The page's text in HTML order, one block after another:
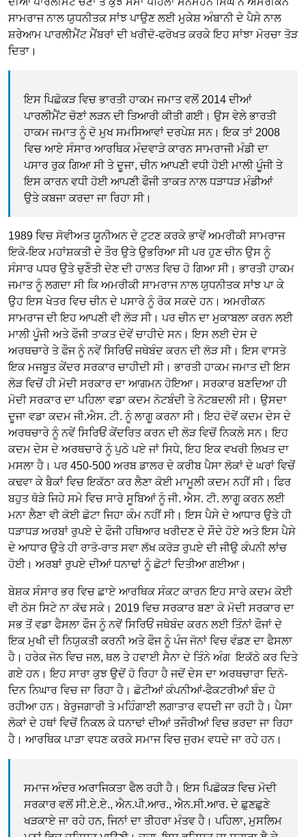
ਸਾਮਰਾਜ ਨਾਲ ਯੁਧਨੀਤਕ ਸਾਂਝ ਪਾਉਣ ਲਈ ਮੁਕੇਸ਼ ਅੰਬਾਨੀ ਦੇ ਪੈਸੇ ਨਾਲ
ਸ਼ਰੇਆਮ ਪਾਰਲੀਮੈਂਟ ਮੈਂਬਰਾਂ ਦੀ ਖਰੀਦੋ-ਫਰੋਖਤ ਕਰਕੇ ਇਹ ਸਾਂਝਾ ਮੋਰਚਾ ਤੋੜ
ਦਿਤਾ।
ਇਸ ਪਿਛੋਕੜ ਵਿਚ ਭਾਰਤੀ ਹਾਕਮ ਜਮਾਤ ਵਲੋਂ 2014 ਦੀਆਂ
ਪਾਰਲੀਮੈਂਟ ਚੋਣਾਂ ਲੜਨ ਦੀ ਤਿਆਰੀ ਕੀਤੀ ਗਈ। ਉਸ ਵੇਲੇ ਭਾਰਤੀ
ਹਾਕਮ ਜਮਾਤ ਨੂੰ ਦੋ ਮੁਖ ਸਮਸਿਆਵਾਂ ਦਰਪੇਸ਼ ਸਨ। ਇਕ ਤਾਂ 2008
ਵਿਚ ਆਏ ਸੰਸਾਰ ਆਰਥਿਕ ਮੰਦਵਾੜੇ ਕਾਰਨ ਸਾਮਰਾਜੀ ਮੰਡੀ ਦਾ
ਪਸਾਰ ਰੁਕ ਗਿਆ ਸੀ ਤੇ ਦੂਜਾ, ਚੀਨ ਆਪਣੀ ਵਧੀ ਹੋਈ ਮਾਲੀ ਪੂੰਜੀ ਤੇ
ਇਸ ਕਾਰਨ ਵਧੀ ਹੋਈ ਆਪਣੀ ਫੌਜੀ ਤਾਕਤ ਨਾਲ ਧੜਾਧੜ ਮੰਡੀਆਂ
ਉਤੇ ਕਬਜਾ ਕਰਦਾ ਜਾ ਰਿਹਾ ਸੀ।
1989 ਵਿਚ ਸੋਵੀਅਤ ਯੂਨੀਅਨ ਦੇ ਟੁਟਣ ਕਰਕੇ ਭਾਵੇਂ ਅਮਰੀਕੀ ਸਾਮਰਾਜ
ਇਕੋ-ਇਕ ਮਹਾਂਸ਼ਕਤੀ ਦੇ ਤੌਰ ਉਤੇ ਉਭਰਿਆ ਸੀ ਪਰ ਹੁਣ ਚੀਨ ਉਸ ਨੂੰ
ਸੰਸਾਰ ਪਧਰ ਉਤੇ ਚੁਣੌਤੀ ਦੇਣ ਦੀ ਹਾਲਤ ਵਿਚ ਹੋ ਗਿਆ ਸੀ। ਭਾਰਤੀ ਹਾਕਮ
ਜਮਾਤ ਨੂੰ ਲਗਦਾ ਸੀ ਕਿ ਅਮਰੀਕੀ ਸਾਮਰਾਜ ਨਾਲ ਯੁਧਨੀਤਕ ਸਾਂਝ ਪਾ ਕੇ
ਉਹ ਇਸ ਖੇਤਰ ਵਿਚ ਚੀਨ ਦੇ ਪਸਾਰੇ ਨੂੰ ਰੋਕ ਸਕਦੇ ਹਨ। ਅਮਰੀਕਨ
ਸਾਮਰਾਜ ਦੀ ਇਹ ਆਪਣੀ ਵੀ ਲੋੜ ਸੀ। ਪਰ ਚੀਨ ਦਾ ਮੁਕਾਬਲਾ ਕਰਨ ਲਈ
ਮਾਲੀ ਪੂੰਜੀ ਅਤੇ ਫੌਜੀ ਤਾਕਤ ਦੋਵੇਂ ਚਾਹੀਦੇ ਸਨ। ਇਸ ਲਈ ਦੇਸ ਦੇ
ਅਰਥਚਾਰੇ ਤੇ ਫੌਜ ਨੂੰ ਨਵੇਂ ਸਿਰਿਓਂ ਜਥੇਬੰਦ ਕਰਨ ਦੀ ਲੋੜ ਸੀ। ਇਸ ਵਾਸਤੇ
ਇਕ ਮਜਬੂਤ ਕੇਂਦਰ ਸਰਕਾਰ ਚਾਹੀਦੀ ਸੀ। ਭਾਰਤੀ ਹਾਕਮ ਜਮਾਤ ਦੀ ਇਸ
ਲੋੜ ਵਿਚੋਂ ਹੀ ਮੋਦੀ ਸਰਕਾਰ ਦਾ ਆਗਮਨ ਹੋਇਆ। ਸਰਕਾਰ ਬਣਦਿਆ ਹੀ
ਮੋਦੀ ਸਰਕਾਰ ਦਾ ਪਹਿਲਾ ਵਡਾ ਕਦਮ ਨੋਟਬੰਦੀ ਤੇ ਨੋਟਬਦਲੀ ਸੀ। ਉਸਦਾ
ਦੂਜਾ ਵਡਾ ਕਦਮ ਜੀ.ਐਸ. ਟੀ. ਨੂੰ ਲਾਗੂ ਕਰਨਾ ਸੀ। ਇਹ ਦੋਵੇਂ ਕਦਮ ਦੇਸ ਦੇ
ਅਰਥਚਾਰੇ ਨੂੰ ਨਵੇਂ ਸਿਰਿਓਂ ਕੇਂਦਰਿਤ ਕਰਨ ਦੀ ਲੋੜ ਵਿਚੋਂ ਨਿਕਲੇ ਸਨ। ਇਹ
ਕਦਮ ਦੇਸ ਦੇ ਅਰਥਚਾਰੇ ਨੂੰ ਪੁਠੇ ਪਏ ਜਾਂ ਸਿਧੇ, ਇਹ ਇਕ ਵਖਰੀ ਲਿਖਤ ਦਾ
ਮਸਲਾ ਹੈ। ਪਰ 450-500 ਅਰਬ ਡਾਲਰ ਦੇ ਕਰੀਬ ਪੈਸਾ ਲੋਕਾਂ ਦੇ ਘਰਾਂ ਵਿਚੋਂ
ਕਢਵਾ ਕੇ ਬੈਕਾਂ ਵਿਚ ਇਕੱਠਾ ਕਰ ਲੈਣਾ ਕੋਈ ਮਾਮੂਲੀ ਕਦਮ ਨਹੀਂ ਸੀ। ਫਿਰ
ਬਹੁਤ ਥੋੜੇ ਜਿਹੇ ਸਮੇ ਵਿਚ ਸਾਰੇ ਸੂਬਿਆਂ ਨੂੰ ਜੀ. ਐਸ. ਟੀ. ਲਾਗੂ ਕਰਨ ਲਈ
ਮਨਾ ਲੈਣਾ ਵੀ ਕੋਈ ਛੋਟਾ ਜਿਹਾ ਕੰਮ ਨਹੀਂ ਸੀ। ਇਸ ਪੈਸੇ ਦੇ ਆਧਾਰ ਉਤੇ ਹੀ
ਧੜਾਧੜ ਅਰਬਾਂ ਰੁਪਏ ਦੇ ਫੌਜੀ ਹਥਿਆਰ ਖਰੀਦਣ ਦੇ ਸੌਦੇ ਹੋਏ ਅਤੇ ਇਸ ਪੈਸੇ
ਦੇ ਆਧਾਰ ਉਤੇ ਹੀ ਰਾਤੋ-ਰਾਤ ਸਵਾ ਲੱਖ ਕਰੋੜ ਰੁਪਏ ਦੀ ਜੀਉ ਕੰਪਨੀ ਲਾਂਚ
ਹੋਈ। ਅਰਬਾਂ ਰੁਪਏ ਦੀਆਂ ਧਨਾਢਾਂ ਨੂੰ ਛੋਟਾਂ ਦਿਤੀਆ ਗਈਆ।
ਬੇਸ਼ਕ ਸੰਸਾਰ ਭਰ ਵਿਚ ਛਾਏ ਆਰਥਿਕ ਸੰਕਟ ਕਾਰਨ ਇਹ ਸਾਰੇ ਕਦਮ ਕੋਈ
ਵੀ ਠੋਸ ਸਿਟੇ ਨਾ ਕੱਢ ਸਕੇ। 2019 ਵਿਚ ਸਰਕਾਰ ਬਣਾ ਕੇ ਮੋਦੀ ਸਰਕਾਰ ਦਾ
ਸਭ ਤੋਂ ਵਡਾ ਫੈਸਲਾ ਫੌਜ ਨੂੰ ਨਵੇਂ ਸਿਰਿਓਂ ਜਥੇਬੰਦ ਕਰਨ ਲਈ ਤਿੰਨਾਂ ਫੌਜਾਂ ਦੇ
ਇਕ ਮੁਖੀ ਦੀ ਨਿਯੁਕਤੀ ਕਰਨੀ ਅਤੇ ਫੌਜ ਨੂੰ ਪੰਜ ਜੋਨਾਂ ਵਿਚ ਵੰਡਣ ਦਾ ਫੈਸਲਾ
ਹੈ। ਹਰੇਕ ਜੋਨ ਵਿਚ ਜਲ, ਥਲ ਤੇ ਹਵਾਈ ਸੈਨਾ ਦੇ ਤਿੰਨੇ ਅੰਗ ਇਕੱਠੇ ਕਰ ਦਿਤੇ
ਗਏ ਹਨ। ਇਹ ਸਾਰਾ ਕੁਝ ਉਦੋਂ ਹੋ ਰਿਹਾ ਹੈ ਜਦੋਂ ਦੇਸ ਦਾ ਅਰਥਚਾਰਾ ਦਿਨੋ-
ਦਿਨ ਨਿਘਾਰ ਵਿਚ ਜਾ ਰਿਹਾ ਹੈ। ਛੋਟੀਆਂ ਕੰਪਨੀਆਂ-ਫੈਕਟਰੀਆਂ ਬੰਦ ਹੋ
ਰਹੀਆ ਹਨ। ਬੇਰੁਜਗਾਰੀ ਤੇ ਮਹਿੰਗਾਈ ਲਗਾਤਾਰ ਵਧਦੀ ਜਾ ਰਹੀ ਹੈ। ਪੈਸਾ
ਲੋਕਾਂ ਦੇ ਹਥਾਂ ਵਿਚੋਂ ਨਿਕਲ ਕੇ ਧਨਾਢਾਂ ਦੀਆਂ ਤਜੌਰੀਆਂ ਵਿਚ ਭਰਦਾ ਜਾ ਰਿਹਾ
ਹੈ। ਆਰਥਿਕ ਪਾੜਾ ਵਧਣ ਕਰਕੇ ਸਮਾਜ ਵਿਚ ਜੁਰਮ ਵਧਦੇ ਜਾ ਰਹੇ ਹਨ।
ਸਮਾਜ ਅੰਦਰ ਅਰਾਜਿਕਤਾ ਫੈਲ ਰਹੀ ਹੈ। ਇਸ ਪਿਛੋਕੜ ਵਿਚ ਮੋਦੀ
ਸਰਕਾਰ ਵਲੋਂ ਸੀ.ਏ.ਏ., ਐਨ.ਪੀ.ਆਰ., ਐਨ.ਸੀ.ਆਰ. ਦੇ ਛੁਣਛੁਣੇ
ਖੜਕਾਏ ਜਾ ਰਹੇ ਹਨ, ਜਿਨਾਂ ਦਾ ਤੀਹਰਾ ਮੰਤਵ ਹੈ। ਪਹਿਲਾ, ਮੁਸਲਿਮ